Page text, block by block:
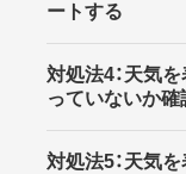
ートする
対処法4：天気
っていないか確
対処法5：天気